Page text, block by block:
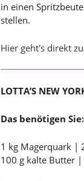
in einen
stellen.
Hier geht's direkt
LOTTA’S NEW
Das benötigen Sie:
1 kg Magerquark |
100 g kalte Butter